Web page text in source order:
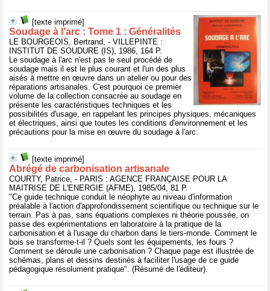
[texte imprimé]
Soudage à l'arc : Tome 1 : Généralités
LE BOURGEOIS, Bertrand, - VILLEPINTE :
INSTITUT DE SOUDURE (IS), 1986, 164 P.
Le soudage à l'arc n'est pas le seul procédé de
soudage mais il est le plus courant et l'un des plus
aisés à mettre en œuvre dans un atelier ou pour des
réparations artisanales. C'est pourquoi ce premier
volume de la collection consacrée au soudage en
présente les caractéristiques techniques et les
possibilités d'usage, en rappelant les principes physiques, mécaniques
et électriques, ainsi que toutes les conditions d'environnement et les
précautions pour la mise en œuvre du soudage à l'arc.
[texte imprimé]
Abrégé de carbonisation artisanale
COURTY, Patrice, - PARIS : AGENCE FRANÇAISE POUR LA
MAITRISE DE L'ENERGIE (AFME), 1985/04, 81 P.
"Ce guide technique conduit le néophyte au niveau d'information
préalable à l'action d'approfondissement scientifique ou technique sur le
terrain. Pas à pas, sans équations complexes ni théorie poussée, on
passe des expérimentations en laboratoire à la pratique de la
carbonisation et à l'usage du charbon dans le tiers-monde. Comment le
bois se transforme-t-il ? Quels sont les équipements, les fours ?
Comment se déroule une carbonisation ? Chaque page est illustrée de
schémas, plans et dessins destinés à faciliter l'usage de ce guide
pédagogique résolument pratique". (Résumé de l'éditeur).